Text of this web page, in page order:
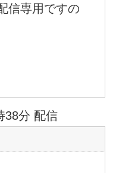
信専用ですの
38分 配信